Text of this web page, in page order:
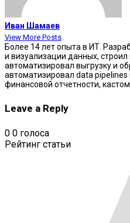
Иван Шамаев
View More Posts
Более 14 лет опыта в ИТ.
и визуализации данных,
автоматизировал выгрузку и
автоматизировал data
финансовой отчетности,
Leave a Reply
0 0 голоса
Рейтинг статьи